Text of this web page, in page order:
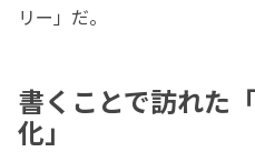
リー」だ。
書くことで訪れた
化」